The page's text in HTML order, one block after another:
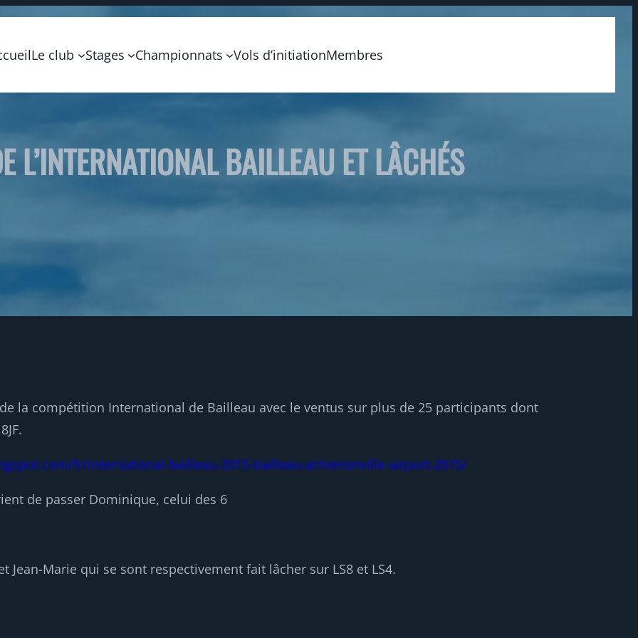
Le club Stages Championnats Vols d’initiationMembres
L’INTERNATIONAL BAILLEAU ET LÂCHÉS
la compétition International de Bailleau avec le ventus sur plus de 25 participants dont
fr/international-bailleau-2015-bailleau-armenonville-airport-2015/
de passer Dominique, celui des 6
Jean-Marie qui se sont respectivement fait lâcher sur LS8 et LS4.